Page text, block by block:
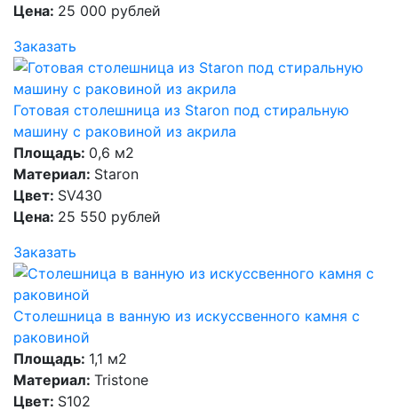
Цена: 25 000 рублей
Заказать
Готовая столешница из Staron под стиральную
машину с раковиной из акрила
Площадь: 0,6 м2
Материал: Staron
Цвет: SV430
Цена: 25 550 рублей
Заказать
Столешница в ванную из искуссвенного камня с
раковиной
Площадь: 1,1 м2
Материал: Tristone
Цвет: S102